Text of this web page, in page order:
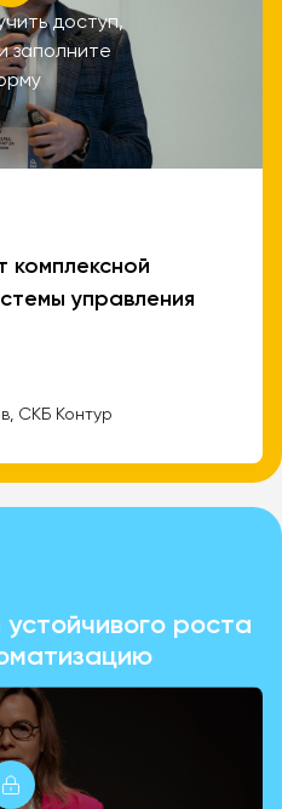
доступ,
заполните
комплексной
управления
СКБ Контур
роста